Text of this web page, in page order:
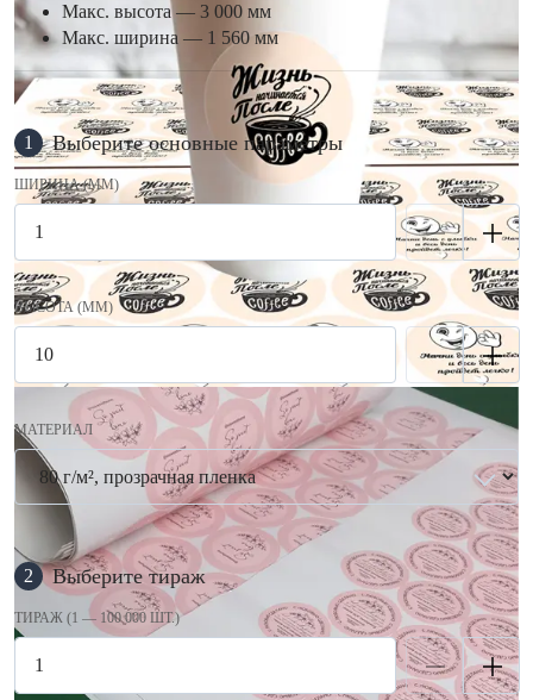
Макс. высота — 3 000 мм
Макс. ширина — 1 560 мм
1 Выберите основные параметры
ШИРИНА (ММ)
ВЫСОТА (ММ)
МАТЕРИАЛ
2 Выберите тираж
ТИРАЖ (1 — 100 000 ШТ.)